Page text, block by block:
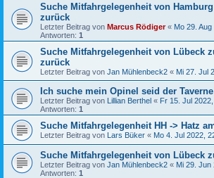
Suche Mitfahrgelegenheit von
zurück
Letzter Beitrag von Marcus Rödiger« Mo 29.
Antworten: 1
Suche Mitfahrgelegenheit von Lübeck
zurück
Letzter Beitrag von Jan Mühlenbeck2 « Mi 27. Jul
Ich suche mein Opinel seid der Taverne
Letzter Beitrag von Lillian Berthel « Fr 15. Jul
Antworten: 1
Suche Mitfahrgelegenheit HH -> Hatz
Letzter Beitrag von Lars Büker « Mo 4. Jul 2022,
Suche Mitfahrgelegenheit von Lübeck
Letzter Beitrag von Jan Mühlenbeck2 « Mi 29. Jun
Antworten: 1